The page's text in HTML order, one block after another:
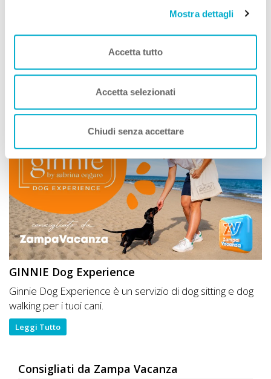
Mostra dettagli
Accetta tutto
Accetta selezionati
Chiudi senza accettare
Vacanza
GINNIE Dog Experience
Ginnie Dog Experience è un servizio di dog sitting e dog
walking per i tuoi cani.
Leggi Tutto
Consigliati da Zampa Vacanza